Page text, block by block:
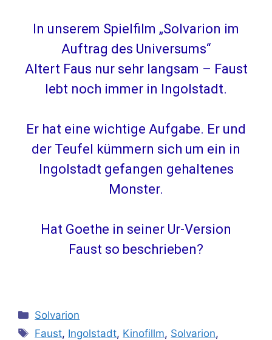
In unserem Spielfilm „Solvarion im
Auftrag des Universums“
Altert Faus nur sehr langsam – Faust
lebt noch immer in Ingolstadt.
Er hat eine wichtige Aufgabe. Er und
der Teufel kümmern sich um ein in
Ingolstadt gefangen gehaltenes
Monster.
Hat Goethe in seiner Ur-Version
Faust so beschrieben?
Solvarion
Faust, Ingolstadt, Kinofillm, Solvarion,